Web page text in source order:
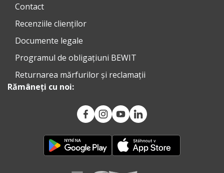
Contact
Recenziile clienților
Documente legale
Programul de obligațiuni BEWIT
Returnarea mărfurilor și reclamații
Rămâneți cu noi: